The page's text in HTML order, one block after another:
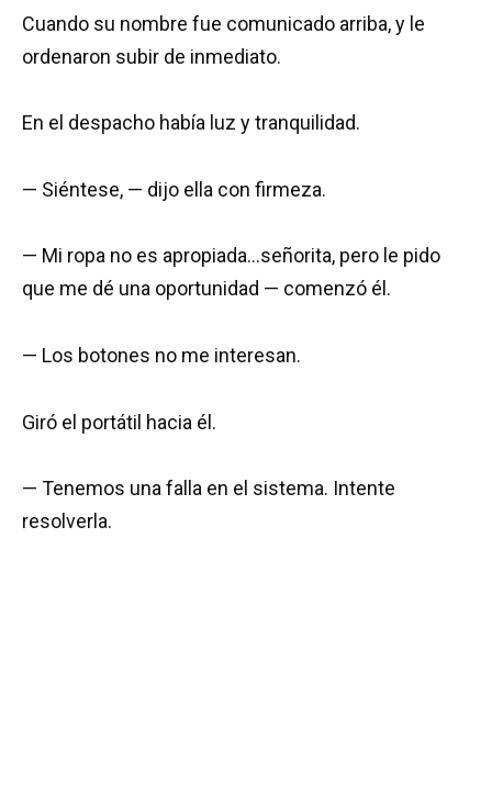
Cuando su nombre fue comunicado arriba, y le
ordenaron subir de inmediato.
En el despacho había luz y tranquilidad.
— Siéntese, — dijo ella con firmeza.
— Mi ropa no es apropiada…señorita, pero le pido
que me dé una oportunidad — comenzó él.
— Los botones no me interesan.
Giró el portátil hacia él.
— Tenemos una falla en el sistema. Intente
resolverla.